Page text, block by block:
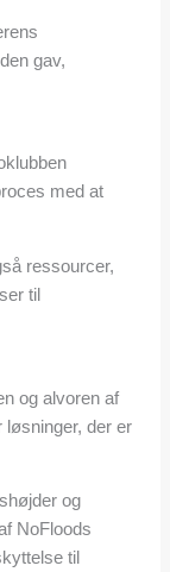
gav,
med at
ressourcer,
til
og alvoren af
der er
og
NoFloods
til